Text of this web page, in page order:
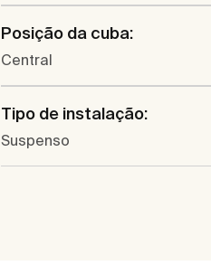
Posição da cuba:
Central
Tipo de instalação:
Suspenso